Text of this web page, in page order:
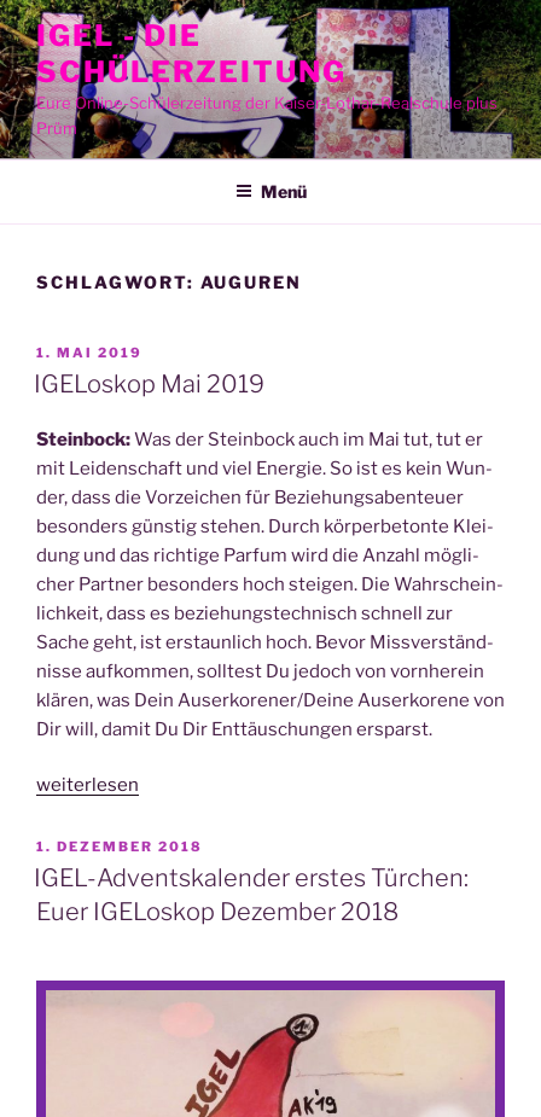
Zum
Inhalt
springen
IGEL - DIE
SCHÜLERZEITUNG
Eure Online-Schülerzeitung der Kaiser-Lothar-Realschule plus
Prüm
Menü
SCHLAGWORT: AUGUREN
VERÖFFENTLICHT
AM
1. MAI 2019
IGELoskop Mai 2019
Stein­bock:Was der Stein­bock auch im Mai tut, tut er
mit Lei­den­schaft und viel Ener­gie. So ist es kein Wun­
der, dass die Vor­zei­chen für Bezie­hungs­aben­teu­er
beson­ders güns­tig ste­hen. Durch kör­per­be­ton­te Klei­
dung und das rich­ti­ge Par­fum wird die Anzahl mög­li­
cher Part­ner beson­ders hoch stei­gen. Die Wahr­schein­
lich­keit, dass es bezie­hungs­tech­nisch schnell zur
Sache geht, ist erstaun­lich hoch. Bevor Miss­ver­ständ­
nis­se auf­kom­men, soll­test Du jedoch von vorn­her­ein
klä­ren, was Dein Auserkorener/Deine Aus­er­ko­re­ne von
Dir will, damit Du Dir Ent­täu­schun­gen ersparst.
„IGE­
skop
Mai 2019“
weiterlesen
VERÖFFENTLICHT
AM
1. DEZEMBER 2018
IGEL-Adventskalender erstes Türchen:
Euer IGELoskop Dezember 2018